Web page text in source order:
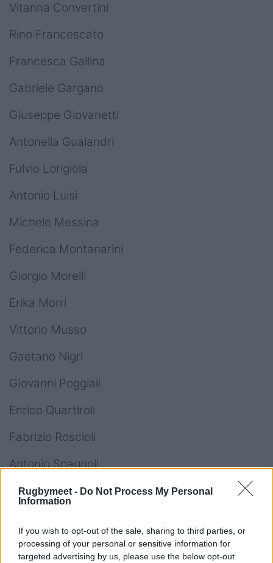
Rugbymeet - Do Not Process My Personal
Information
If you wish to opt-out of the sale, sharing to third parties, or
processing of your personal or sensitive information for
targeted advertising by us, please use the below opt-out
Vitanna Convertini
Rino Francescato
Francesca Gallina
Gabriele Gargano
Giuseppe Giovanetti
Antonella Gualandri
Fulvio Lorigiola
Antonio Luisi
Michele Messina
Federica Montanarini
Giorgio Morelli
Erika Morri
Vittorio Musso
Gaetano Nigri
Giovanni Poggiali
Enrico Quartiroli
Fabrizio Roscioli
Antonio Spagnoli
Sandro Trevisan
3) Candidati Consiglieri Federali Quota Atleti